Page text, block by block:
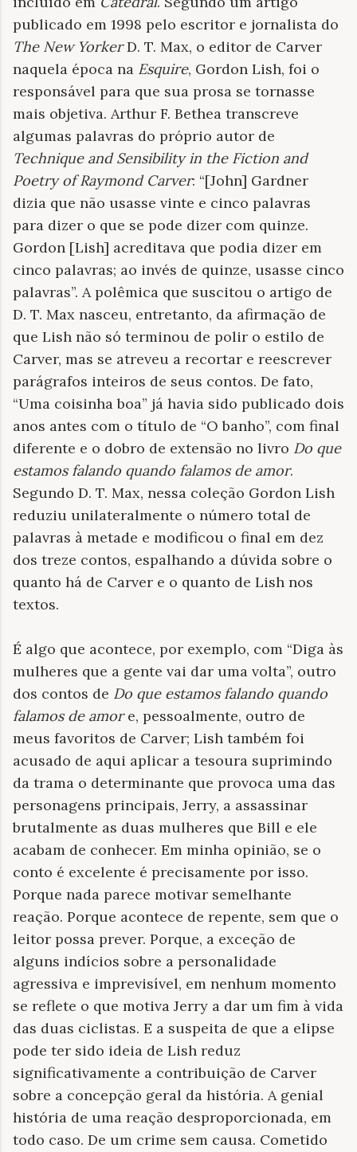
publicado em 1998 pelo escritor e jornalista do
The New YorkerD. T. Max, o editor de Carver
naquela época na Esquire, Gordon Lish, foi o
responsável para que sua prosa se tornasse
mais objetiva. Arthur F. Bethea transcreve
algumas palavras do próprio autor de
Technique and Sensibility in the Fiction and
Poetry of Raymond Carver: “[John] Gardner
dizia que não usasse vinte e cinco palavras
para dizer o que se pode dizer com quinze.
Gordon [Lish] acreditava que podia dizer em
cinco palavras; ao invés de quinze, usasse cinco
palavras”. A polêmica que suscitou o artigo de
D. T. Max nasceu, entretanto, da afirmação de
que Lish não só terminou de polir o estilo de
Carver, mas se atreveu a recortar e reescrever
parágrafos inteiros de seus contos. De fato,
“Uma coisinha boa” já havia sido publicado dois
anos antes com o título de “O banho”, com final
diferente e o dobro de extensão no livro Do que
estamos falando quando falamos de amor.
Segundo D. T. Max, nessa coleção Gordon Lish
reduziu unilateralmente o número total de
palavras à metade e modificou o final em dez
dos treze contos, espalhando a dúvida sobre o
quanto há de Carver e o quanto de Lish nos
textos.
É algo que acontece, por exemplo, com “Diga às
mulheres que a gente vai dar uma volta”, outro
dos contos de Do que estamos falando quando
falamos de amore, pessoalmente, outro de
meus favoritos de Carver; Lish também foi
acusado de aqui aplicar a tesoura suprimindo
da trama o determinante que provoca uma das
personagens principais, Jerry, a assassinar
brutalmente as duas mulheres que Bill e ele
acabam de conhecer. Em minha opinião, se o
conto é excelente é precisamente por isso.
Porque nada parece motivar semelhante
reação. Porque acontece de repente, sem que o
leitor possa prever. Porque, a exceção de
alguns indícios sobre a personalidade
agressiva e imprevisível, em nenhum momento
se reflete o que motiva Jerry a dar um fim à vida
das duas ciclistas. E a suspeita de que a elipse
pode ter sido ideia de Lish reduz
significativamente a contribuição de Carver
sobre a concepção geral da história. A genial
história de uma reação desproporcionada, em
todo caso. De um crime sem causa. Cometido